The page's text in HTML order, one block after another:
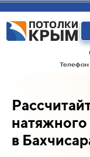
Телефон
натяжного
в